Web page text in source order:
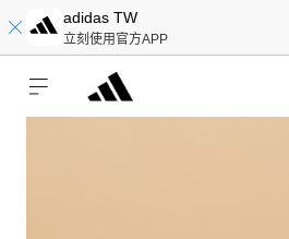
adidas TW
立刻使用官方APP